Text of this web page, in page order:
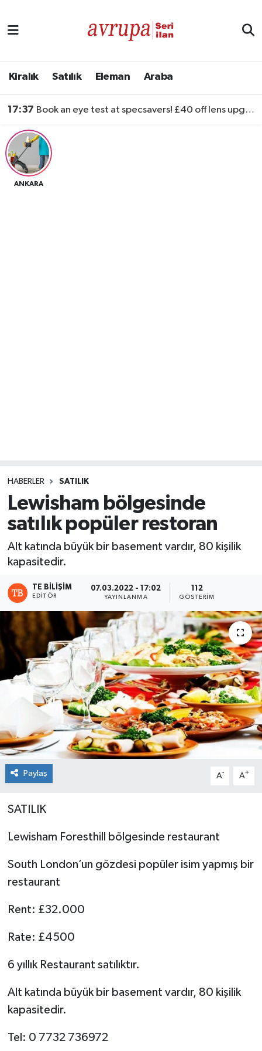
Kiralık Satılık Eleman Araba
17:37 Book an eye test at specsavers! £40 off lens upgrades
ANKARA
HABERLER SATILIK
Lewisham bölgesinde
satılık popüler restoran
Alt katında büyük bir basement vardır, 80 kişilik
kapasitedir.
TE BILIŞIM
EDITÖR
07.03.2022 - 17:02
YAYINLANMA
112
GÖSTERIM
Paylaş A- A+
SATILIK
Lewisham Foresthill bölgesinde restaurant
South London’un gözdesi popüler isim yapmış bir
restaurant
Rent: £32.000
Rate: £4500
6 yıllık Restaurant satılıktır.
Alt katında büyük bir basement vardır, 80 kişilik
kapasitedir.
Tel: 0 7732 736972
Satılık
Eleman
Araba